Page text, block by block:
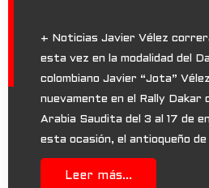
+ Noticias Javier Vélez
esta vez en la modalidad del
colombiano Javier “Jota”
nuevamente en el Rally Dakar
Arabia Saudita del 3 al 17 de
esta ocasión, el antioqueño
Leer más...